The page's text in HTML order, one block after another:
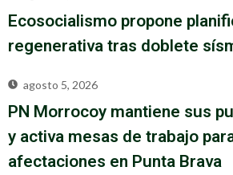
Ecosocialismo propone
regenerativa tras doblete
agosto 5, 2026
PN Morrocoy mantiene sus
y activa mesas de trabajo
afectaciones en Punta Brava